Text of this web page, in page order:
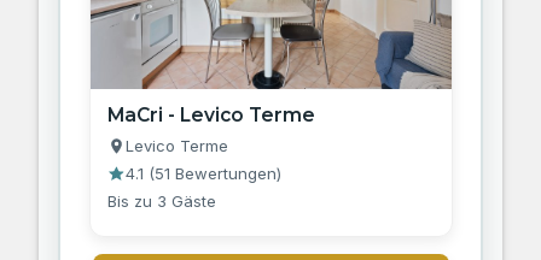
MaCri - Levico Terme
Levico Terme
4.1 (51 Bewertungen)
Bis zu 3 Gäste